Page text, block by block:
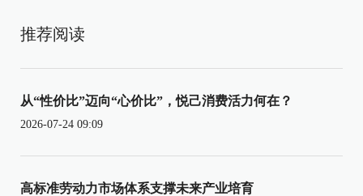
推荐阅读
从“性价比”迈向“心价比”，悦己消费活力何在？
2026-07-24 09:09
高标准劳动力市场体系支撑未来产业培育